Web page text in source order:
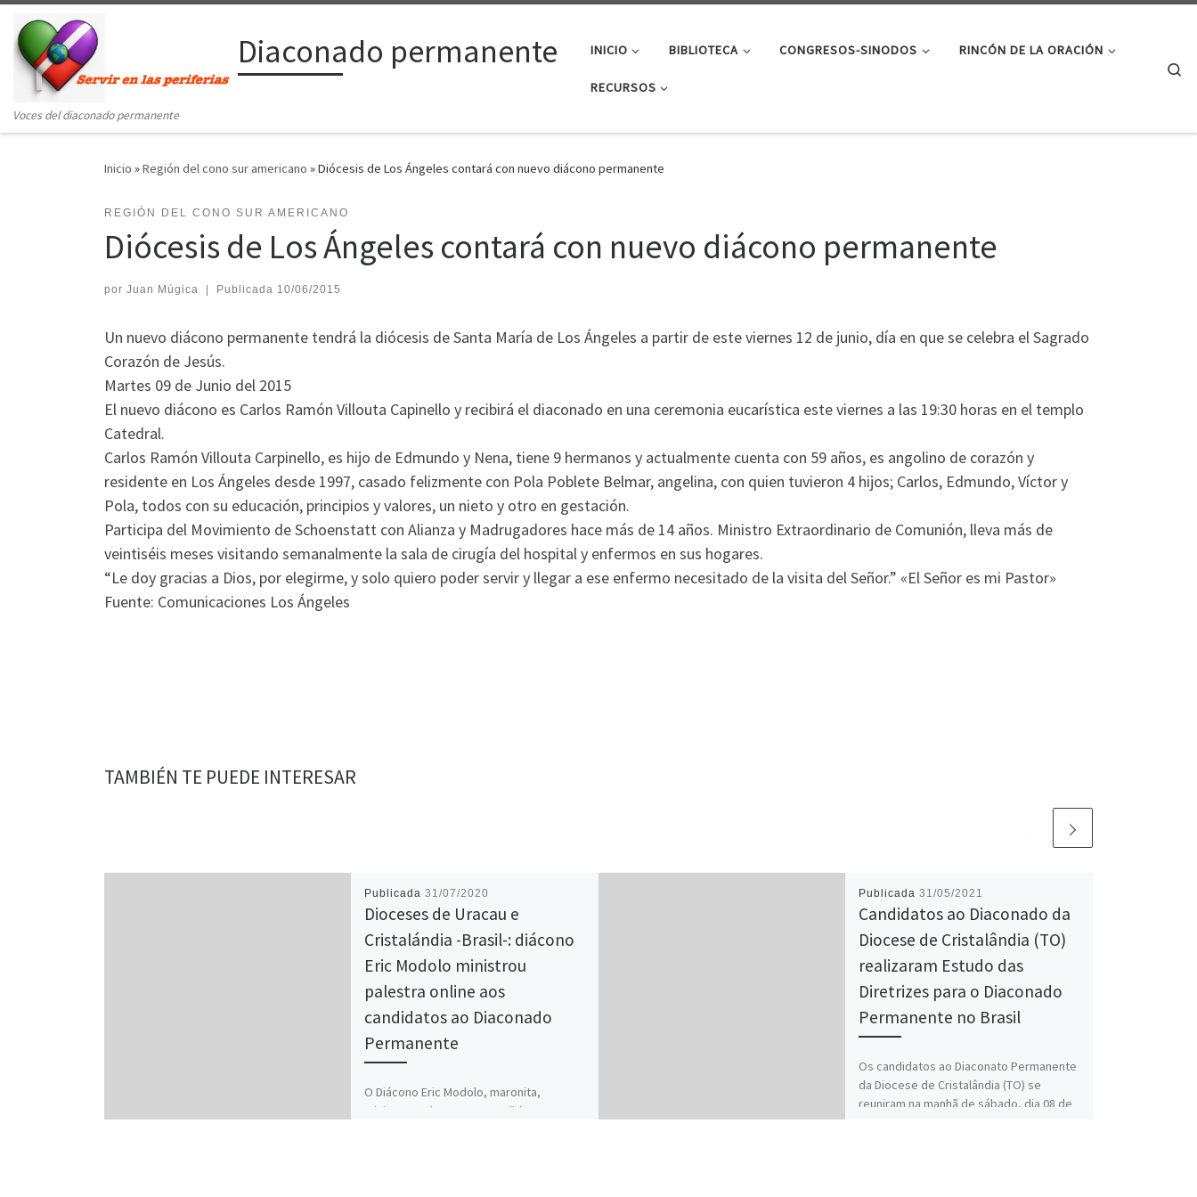
Saltar al contenido
Diaconado permanente
Voces del diaconado permanente
INICIO BIBLIOTECA CONGRESOS-SINODOS RINCÓN DE LA ORACIÓN
RECURSOS
Inicio »Región del cono sur americano »Diócesis de Los Ángeles contará con nuevo diácono permanente
REGIÓN DEL CONO SUR AMERICANO
Diócesis de Los Ángeles contará con nuevo diácono permanente
por Juan Múgica Publicada 10/06/2015
Un nuevo diácono permanente tendrá la diócesis de Santa María de Los Ángeles a partir de este viernes 12 de junio, día en que se celebra el Sagrado
Corazón de Jesús.
Martes 09 de Junio del 2015
El nuevo diácono es Carlos Ramón Villouta Capinello y recibirá el diaconado en una ceremonia eucarística este viernes a las 19:30 horas en el templo
Catedral.
Carlos Ramón Villouta Carpinello, es hijo de Edmundo y Nena, tiene 9 hermanos y actualmente cuenta con 59 años, es angolino de corazón y
residente en Los Ángeles desde 1997, casado felizmente con Pola Poblete Belmar, angelina, con quien tuvieron 4 hijos; Carlos, Edmundo, Víctor y
Pola, todos con su educación, principios y valores, un nieto y otro en gestación.
Participa del Movimiento de Schoenstatt con Alianza y Madrugadores hace más de 14 años. Ministro Extraordinario de Comunión, lleva más de
veintiséis meses visitando semanalmente la sala de cirugía del hospital y enfermos en sus hogares.
“Le doy gracias a Dios, por elegirme, y solo quiero poder servir y llegar a ese enfermo necesitado de la visita del Señor.” «El Señor es mi Pastor»
Fuente: Comunicaciones Los Ángeles
TAMBIÉN TE PUEDE INTERESAR
Publicada 31/07/2020
Dioceses de Uracau e
Cristalándia -Brasil-: diácono
Eric Modolo ministrou
palestra online aos
candidatos ao Diaconado
Permanente
O Diácono Eric Modolo, maronita,
ministrou palestra aos candidatos ao
Publicada 31/05/2021
Candidatos ao Diaconado da
Diocese de Cristalândia (TO)
realizaram Estudo das
Diretrizes para o Diaconado
Permanente no Brasil
Os candidatos ao Diaconato Permanente
da Diocese de Cristalândia (TO) se
reuniram na manhã de sábado, dia 08 de